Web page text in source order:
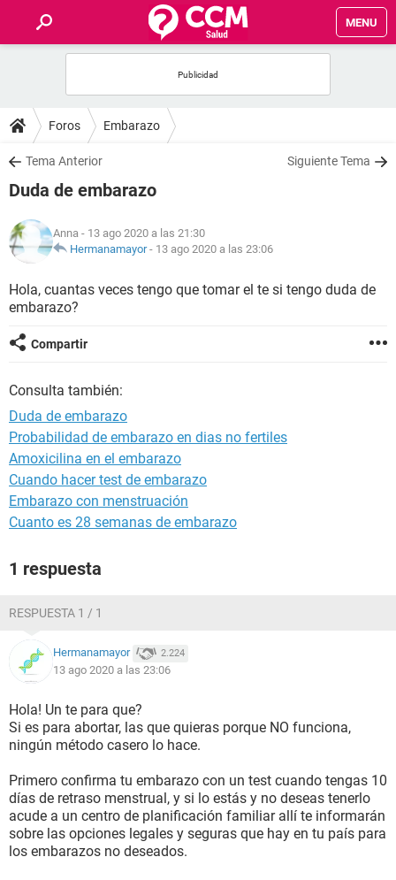
MENU
FOROS
SALUD
NUTRICIÓN
BIENESTAR
SEXUALIDAD
GLOSARIO
Foros Embarazo
Tema Anterior Siguiente Tema
Duda de embarazo
Anna - 13 ago 2020 a las 21:30
Hermanamayor- 13 ago 2020 a las 23:06
Hola, cuantas veces tengo que tomar el te si tengo duda de
embarazo?
Compartir
Consulta también:
Duda de embarazo
Probabilidad de embarazo en dias no fertiles
Amoxicilina en el embarazo
Cuando hacer test de embarazo
Embarazo con menstruación
Cuanto es 28 semanas de embarazo
1 respuesta
RESPUESTA 1 / 1
Hermanamayor 2.224
13 ago 2020 a las 23:06
Hola! Un te para que?
Si es para abortar, las que quieras porque NO funciona,
ningún método casero lo hace.
Primero confirma tu embarazo con un test cuando tengas 10
días de retraso menstrual, y si lo estás y no deseas tenerlo
acude a un centro de planificación familiar allí te informarán
sobre las opciones legales y seguras que hay en tu país para
los embarazos no deseados.